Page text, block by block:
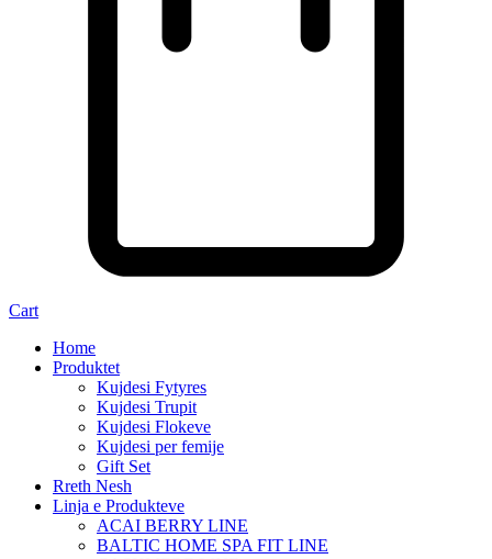
Cart
Home
Produktet
Kujdesi Fytyres
Kujdesi Trupit
Kujdesi Flokeve
Kujdesi per femije
Gift Set
Rreth Nesh
Linja e Produkteve
ACAI BERRY LINE
BALTIC HOME SPA FIT LINE